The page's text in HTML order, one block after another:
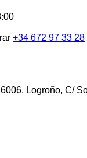
+34 672 97 33 28
Logroño, C/